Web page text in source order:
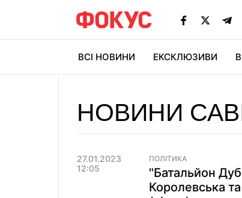
ВСІ НОВИНИ ЕКСКЛЮЗИВИ
НОВИНИ
27.01.2023
12:05
ПОЛІТИКА
"Батальйон
Королевська